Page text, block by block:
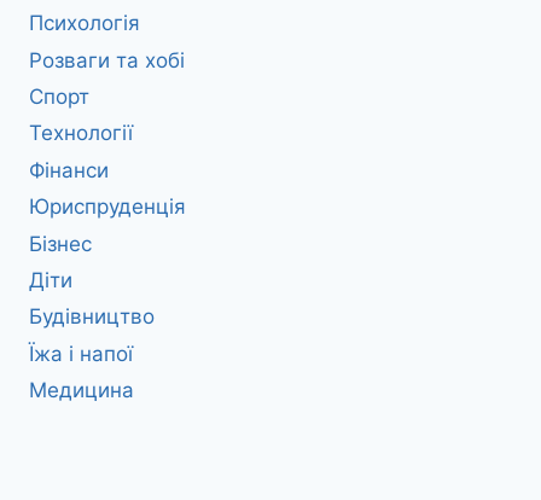
Психологія
Розваги та хобі
Спорт
Технології
Фінанси
Юриспруденція
Бізнес
Діти
Будівництво
Їжа і напої
Медицина